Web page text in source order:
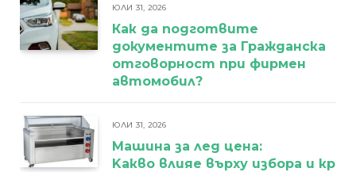
ЮЛИ 31, 2026
Как да подготвите
документите за Гражданска
отговорност при фирмен
автомобил?
ЮЛИ 31, 2026
Машина за лед цена:
Kакво влияе върху избора и